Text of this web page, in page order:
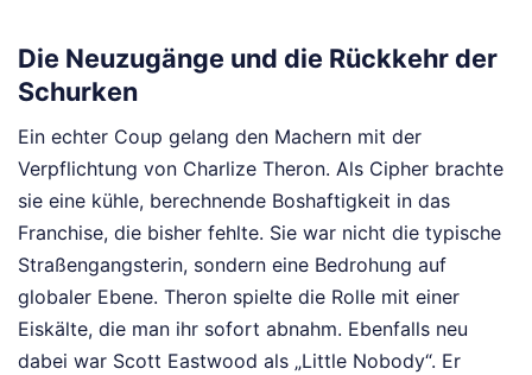
Die Neuzugänge und die Rückkehr der
Schurken
Ein echter Coup gelang den Machern mit der
Verpflichtung von Charlize Theron. Als Cipher brachte
sie eine kühle, berechnende Boshaftigkeit in das
Franchise, die bisher fehlte. Sie war nicht die typische
Straßengangsterin, sondern eine Bedrohung auf
globaler Ebene. Theron spielte die Rolle mit einer
Eiskälte, die man ihr sofort abnahm. Ebenfalls neu
dabei war Scott Eastwood als „Little Nobody“. Er